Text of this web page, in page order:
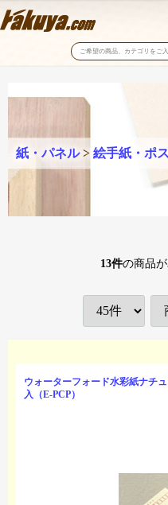
紙・パネル> 絵手紙・ポ
13件の商品が
ウォーターフォード水彩紙ナチ
入（E-PCP）